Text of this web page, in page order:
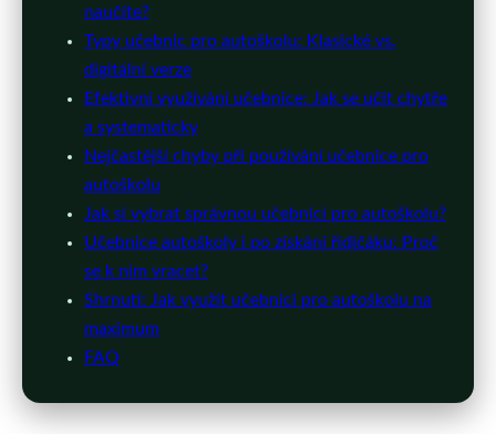
naučíte?
Typy učebnic pro autoškolu: Klasické vs.
digitální verze
Efektivní využívání učebnice: Jak se učit chytře
a systematicky
Nejčastější chyby při používání učebnice pro
autoškolu
Jak si vybrat správnou učebnici pro autoškolu?
Učebnice autoškoly i po získání řidičáku: Proč
se k nim vracet?
Shrnutí: Jak využít učebnici pro autoškolu na
maximum
FAQ